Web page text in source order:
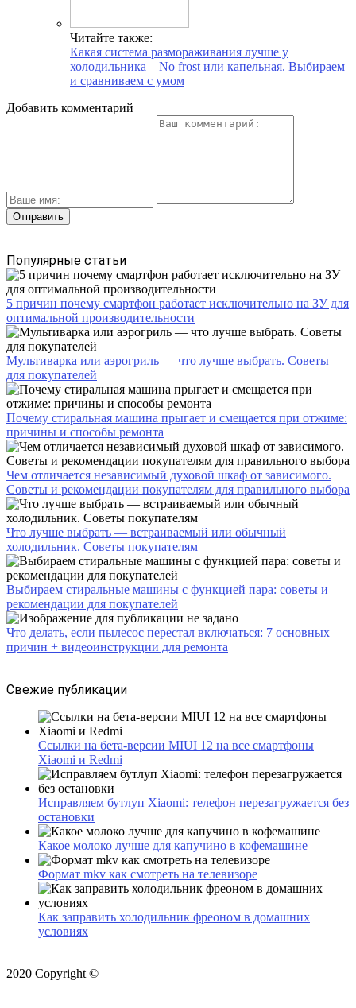
Читайте также:
Какая система размораживания лучше у
холодильника – No frost или капельная. Выбираем
и сравниваем с умом
Добавить комментарий
Популярные статьи
5 причин почему смартфон работает исключительно на ЗУ для
оптимальной производительности
Мультиварка или аэрогриль — что лучше выбрать. Советы
для покупателей
Почему стиральная машина прыгает и смещается при отжиме:
причины и способы ремонта
Чем отличается независимый духовой шкаф от зависимого.
Советы и рекомендации покупателям для правильного выбора
Что лучше выбрать — встраиваемый или обычный
холодильник. Советы покупателям
Выбираем стиральные машины с функцией пара: советы и
рекомендации для покупателей
Что делать, если пылесос перестал включаться: 7 основных
причин + видеоинструкции для ремонта
Свежие публикации
Ссылки на бета-версии MIUI 12 на все смартфоны
Xiaomi и Redmi
Исправляем бутлуп Xiaomi: телефон перезагружается без
остановки
Какое молоко лучше для капучино в кофемашине
Формат mkv как смотреть на телевизоре
Как заправить холодильник фреоном в домашних
условиях
2020 Copyright ©